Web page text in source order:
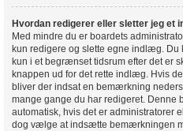
Hvordan redigerer eller sletter jeg et
Med mindre du er boardets
kun redigere og slette egne indlæg.
kun i et begrænset tidsrum efter det er
knappen ud for det rette indlæg. Hvis
bliver der indsat en bemærkning
mange gange du har redigeret.
automatisk, hvis det er administratorer
dog vælge at indsætte bemærkningen